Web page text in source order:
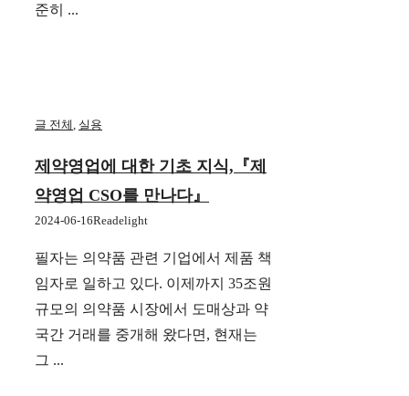
준히 ...
글 전체 실용
제약영업에 대한 기초 지식,『제
약영업 CSO를 만나다』
2024-06-16Readelight
필자는 의약품 관련 기업에서 제품 책
임자로 일하고 있다. 이제까지 35조원
규모의 의약품 시장에서 도매상과 약
국간 거래를 중개해 왔다면, 현재는
그 ...